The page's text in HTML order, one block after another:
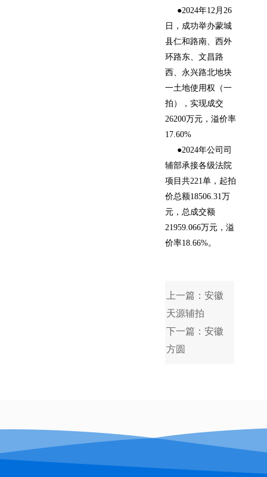
●2024年12月26
日，成功举办蒙城
县仁和路南、西外
环路东、文昌路
西、永兴路北地块
一土地使用权（一
拍），实现成交
26200万元，溢价率
17.60%
●2024年公司司
辅部承接各级法院
项目共221单，起拍
价总额18506.31万
元，总成交额
21959.066万元，溢
价率18.66%。
上一篇：安徽
天源辅拍
下一篇：安徽
方圆